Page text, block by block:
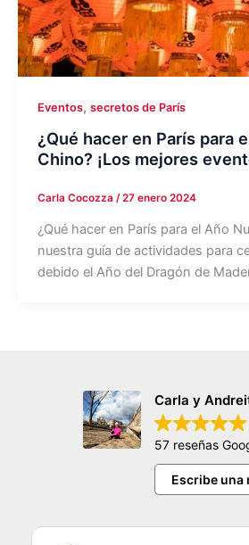
Eventos, secretos de París
¿Qué hacer en París para
Chino? ¡Los mejores
Carla Cocozza /27 enero 2024
¿Qué hacer en París para el Año
nuestra guía de actividades para
debido el Año del Dragón de
Carla y
57 reseñas
Escribe una